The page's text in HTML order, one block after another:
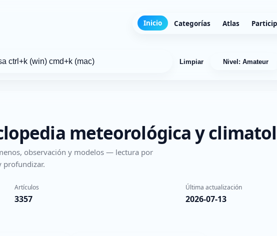
Inicio Categorías Atlas
Limpiar Nivel: Amateur
meteorológica y
observación y modelos — lectura por
profundizar.
Artículos
3357
Última actualización
2026-07-13